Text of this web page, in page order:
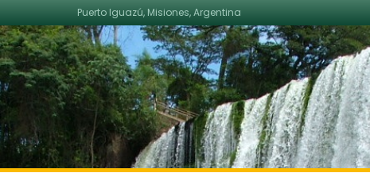
Puerto Iguazú, Misiones, Argentina